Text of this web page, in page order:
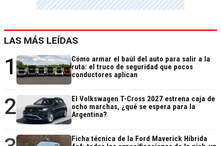
LAS MÁS LEÍDAS
1
Cómo armar el baúl del auto para salir a la
ruta: el truco de seguridad que pocos
conductores aplican
2
El Volkswagen T-Cross 2027 estrena caja de
ocho marchas, ¿qué se espera para la
Argentina?
Ficha técnica de la Ford Maverick Híbrida